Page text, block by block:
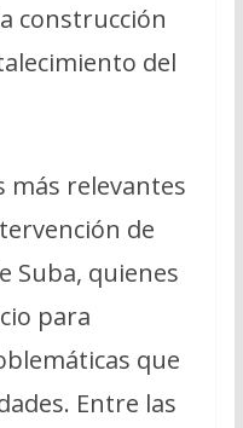
construcción
del
más relevantes
de
Suba, quienes
para
que
Entre las